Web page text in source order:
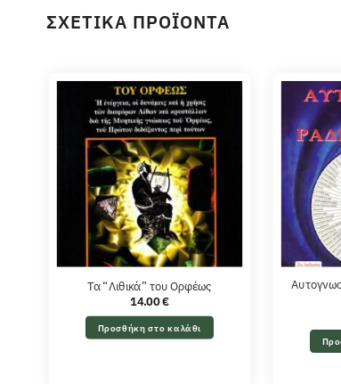
ΣΧΕΤΙΚΆ ΠΡΟΪΌΝΤΑ
Τα “Λιθικά” του Ορφέως
14.00€
Προσθήκη στο καλάθι